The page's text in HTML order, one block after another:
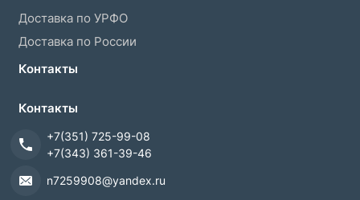
Доставка по УРФО
Доставка по России
Контакты
Контакты
+7(351) 725-99-08
+7(343) 361-39-46
n7259908@yandex.ru